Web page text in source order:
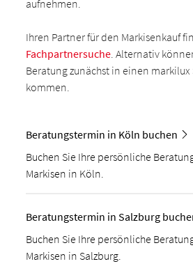
aufnehmen.
Ihren Partner für den Markisenkauf
Fachpartnersuche. Alternativ
Beratung zunächst in einen markilux
kommen.
Beratungstermin in Köln buchen
Buchen Sie Ihre persönliche
Markisen in Köln.
Beratungstermin in Salzburg
Buchen Sie Ihre persönliche
Markisen in Salzburg.